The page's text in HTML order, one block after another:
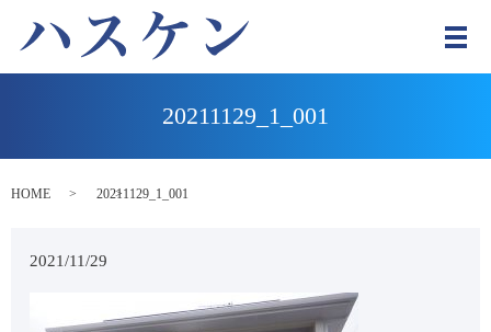
メ
20211129_1_001
HOME 20211129_1_001
2021/11/29